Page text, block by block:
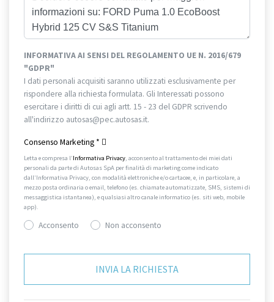
INFORMATIVA AI SENSI DEL REGOLAMENTO UE N. 2016/679
"GDPR"
I dati personali acquisiti saranno utilizzati esclusivamente per
rispondere alla richiesta formulata. Gli Interessati possono
esercitare i diritti di cui agli artt. 15 - 23 del GDPR scrivendo
all'indirizzo autosas@pec.autosas.it.
Consenso Marketing *
Letta e compresa l’Informativa Privacy, acconsento al trattamento dei miei dati
personali da parte di Autosas SpA per finalità di marketing come indicato
dall’Informativa Privacy, con modalità elettroniche e/o cartacee, e, in particolare, a
mezzo posta ordinaria o email, telefono (es. chiamate automatizzate, SMS, sistemi di
messaggistica istantanea), e qualsiasi altro canale informatico (es. siti web, mobile
app).
Acconsento Non acconsento